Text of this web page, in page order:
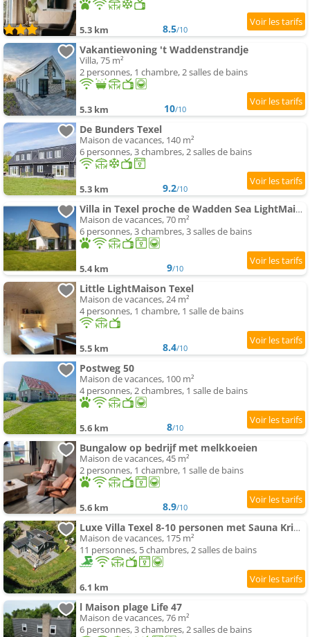
5.3 km 8.5/10
Vakantiewoning 't Waddenstrandje
Villa, 75 m²
2 personnes, 1 chambre, 2 salles de bains
5.3 km 10/10
De Bunders Texel
Maison de vacances, 140 m²
6 personnes, 3 chambres, 2 salles de bains
5.3 km 9.2/10
Villa in Texel proche de Wadden Sea LightMaison
Maison de vacances, 70 m²
6 personnes, 3 chambres, 3 salles de bains
5.4 km 9/10
Little LightMaison Texel
Maison de vacances, 24 m²
4 personnes, 1 chambre, 1 salle de bains
5.5 km 8.4/10
Postweg 50
Maison de vacances, 100 m²
4 personnes, 2 chambres, 1 salle de bains
5.6 km 8/10
Bungalow op bedrijf met melkkoeien
Maison de vacances, 45 m²
2 personnes, 1 chambre, 1 salle de bains
5.6 km 8.9/10
Luxe Villa Texel 8-10 personen met Sauna Krim 95
Maison de vacances, 175 m²
11 personnes, 5 chambres, 2 salles de bains
6.1 km
l Maison plage Life 47
Maison de vacances, 76 m²
6 personnes, 3 chambres, 2 salles de bains